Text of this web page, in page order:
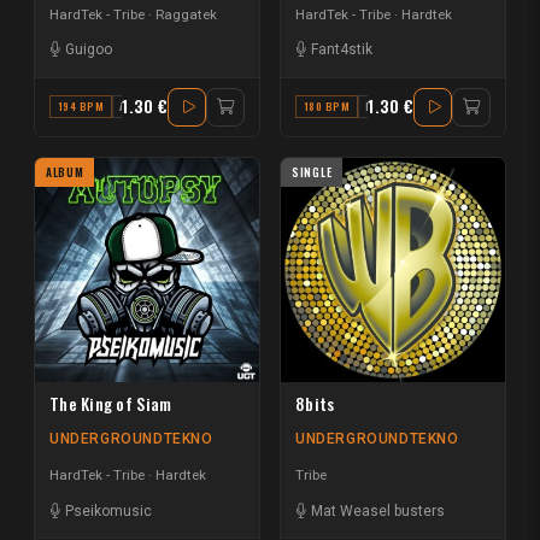
HardTek - Tribe Raggatek
Guigoo
194 BPM A#1.30 €
HardTek - Tribe Hardtek
Fant4stik
180 BPM F1.30 €
ALBUM
The King of Siam
UNDERGROUNDTEKNO
HardTek - Tribe Hardtek
Pseikomusic
SINGLE
8bits
UNDERGROUNDTEKNO
Tribe
Mat Weasel busters